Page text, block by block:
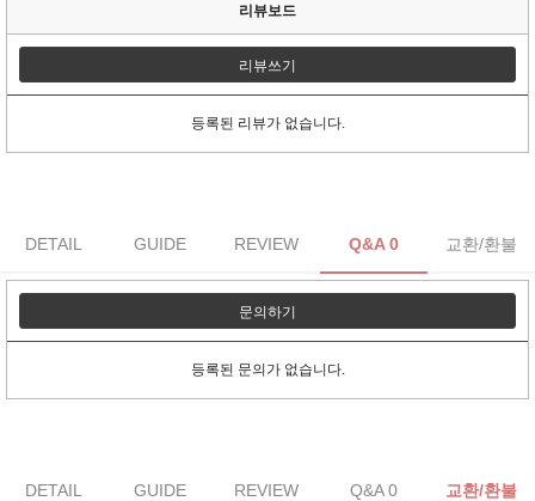
리뷰보드
리뷰쓰기
등록된 리뷰가 없습니다.
DETAIL GUIDE REVIEW Q&A 0 교환/환불
문의하기
등록된 문의가 없습니다.
DETAIL GUIDE REVIEW Q&A 0 교환/환불